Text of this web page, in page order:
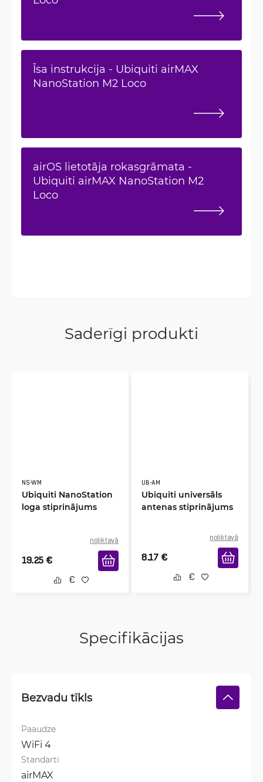
Īsa instrukcija - Ubiquiti airMAX
NanoStation M2 Loco
airOS lietotāja rokasgrāmata -
Ubiquiti airMAX NanoStation M2
Loco
Saderīgi produkti
NS-WM
Ubiquiti NanoStation
loga stiprinājums
noliktavā
19.25 €
UB-AM
Ubiquiti universāls
antenas stiprinājums
noliktavā
8.17 €
Specifikācijas
Bezvadu tīkls
Paaudze
WiFi 4
Standarti
airMAX